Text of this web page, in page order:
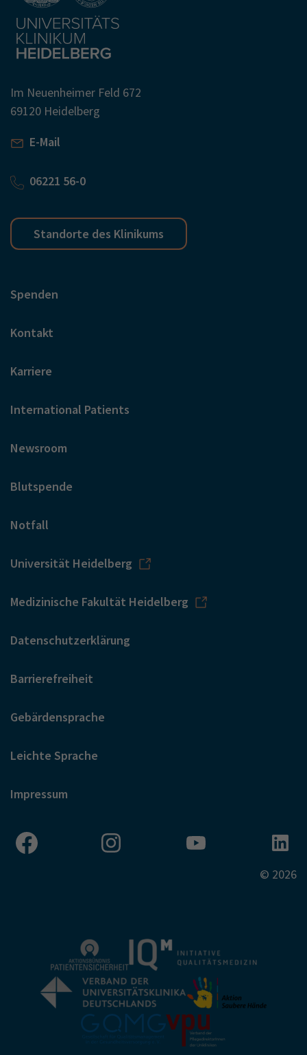
Im Neuenheimer Feld 672
69120 Heidelberg
E-Mail
06221 56-0
Standorte des Klinikums
Spenden
Kontakt
Karriere
International Patients
Newsroom
Blutspende
Notfall
Universität Heidelberg
Medizinische Fakultät Heidelberg
Datenschutzerklärung
Barrierefreiheit
Gebärdensprache
Leichte Sprache
Impressum
© 2026